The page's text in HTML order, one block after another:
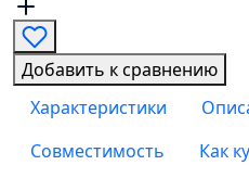
Добавить к сравнению
Характеристики
Совместимость
Как